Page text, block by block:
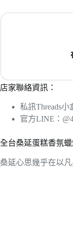
店家聯絡資訊：
私訊Threads小
官方LINE：
全台桑延蛋糕香氛
桑延心思幾乎在以